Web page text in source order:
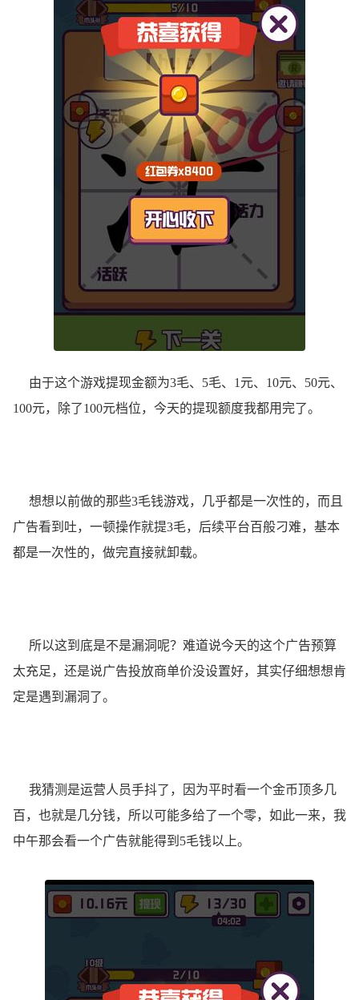
由于这个游戏提现金额为3毛、5毛、1元、10元、50元、
100元，除了100元档位，今天的提现额度我都用完了。
想想以前做的那些3毛钱游戏，几乎都是一次性的，而且
广告看到吐，一顿操作就提3毛，后续平台百般刁难，基本
都是一次性的，做完直接就卸载。
所以这到底是不是漏洞呢？难道说今天的这个广告预算
太充足，还是说广告投放商单价没设置好，其实仔细想想肯
定是遇到漏洞了。
我猜测是运营人员手抖了，因为平时看一个金币顶多几
百，也就是几分钱，所以可能多给了一个零，如此一来，我
中午那会看一个广告就能得到5毛钱以上。